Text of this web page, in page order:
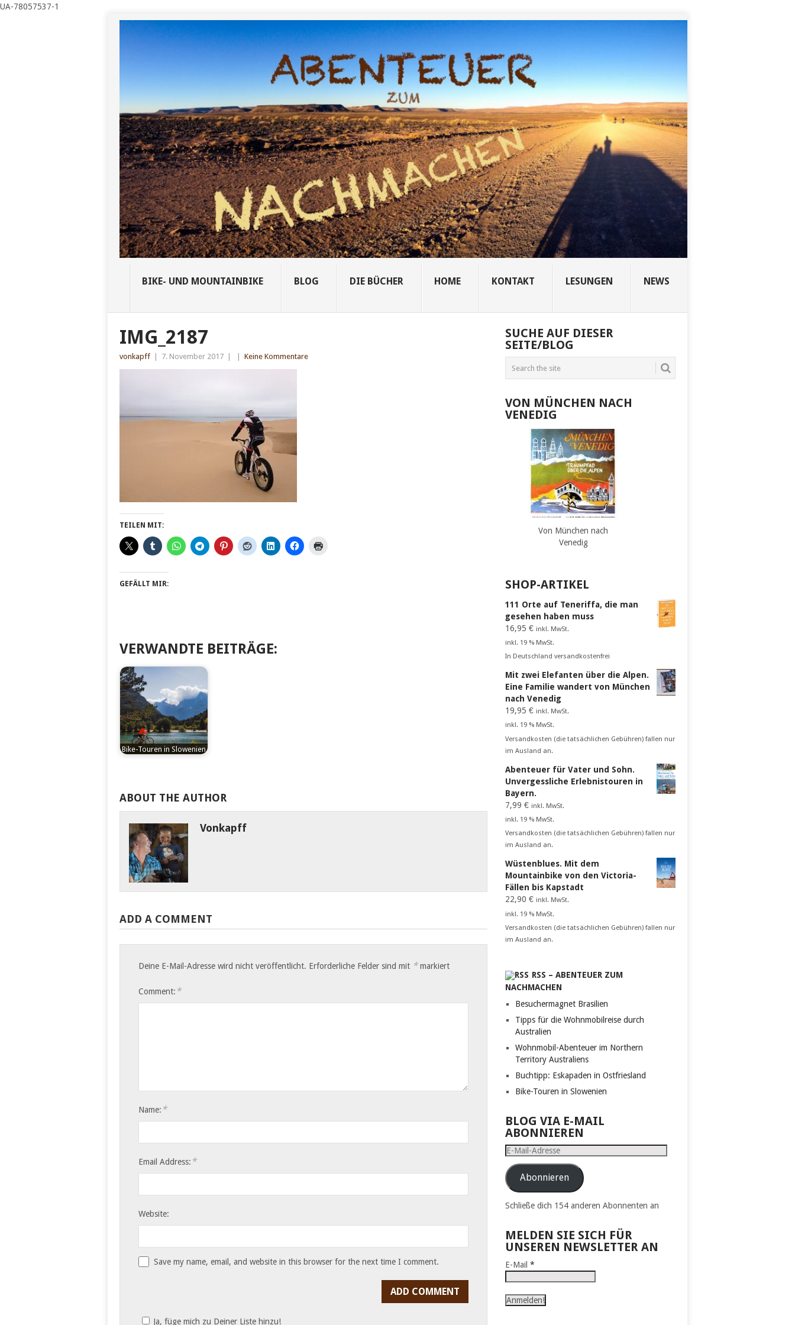
UA-78057537-1
BIKE- UND MOUNTAINBIKE BLOG DIE BÜCHER HOME KONTAKT LESUNGEN NEWS
IMG_2187
vonkapff 7. November 2017 Keine Kommentare
TEILEN MIT:
GEFÄLLT MIR:
VERWANDTE BEITRÄGE:
Bike-Touren in Slowenien
Biken in den julischen
Alpen
ABOUT THE AUTHOR
Vonkapff
ADD A COMMENT
Deine E-Mail-Adresse wird nicht veröffentlicht. Erforderliche Felder sind mit *markiert
Comment: *
Name: *
Email Address: *
Website:
Save my name, email, and website in this browser for the next time I comment.
Ja, füge mich zu Deiner Liste hinzu!
SUCHE AUF DIESER
SEITE/BLOG
VON MÜNCHEN NACH
VENEDIG
Von München nach
Venedig
SHOP-ARTIKEL
111 Orte auf Teneriffa, die man
gesehen haben muss
16,95€ inkl. MwSt.
inkl. 19 % MwSt.
In Deutschland versandkostenfrei
Mit zwei Elefanten über die Alpen.
Eine Familie wandert von München
nach Venedig
19,95€ inkl. MwSt.
inkl. 19 % MwSt.
Versandkosten (die tatsächlichen Gebühren) fallen nur
im Ausland an.
Abenteuer für Vater und Sohn.
Unvergessliche Erlebnistouren in
Bayern.
7,99€ inkl. MwSt.
inkl. 19 % MwSt.
Versandkosten (die tatsächlichen Gebühren) fallen nur
im Ausland an.
Wüstenblues. Mit dem
Mountainbike von den Victoria-
Fällen bis Kapstadt
22,90€ inkl. MwSt.
inkl. 19 % MwSt.
Versandkosten (die tatsächlichen Gebühren) fallen nur
im Ausland an.
RSS – ABENTEUER ZUM
NACHMACHEN
Besuchermagnet Brasilien
Tipps für die Wohnmobilreise durch
Australien
Wohnmobil-Abenteuer im Northern
Territory Australiens
Buchtipp: Eskapaden in Ostfriesland
Bike-Touren in Slowenien
BLOG VIA E-MAIL
ABONNIEREN
E-
Mail-
AdresseAbonnieren
Schließe dich 154 anderen Abonnenten an
MELDEN SIE SICH FÜR
UNSEREN NEWSLETTER AN
E-Mail*